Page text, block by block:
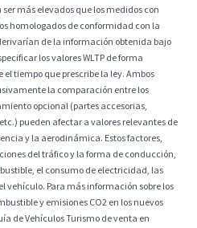
más elevados que los medidos con
homologados de conformidad con la
de la información obtenida bajo
los valores WLTP de forma
tiempo que prescribe la ley. Ambos
la comparación entre los
opcional (partes accesorias,
pueden afectar a valores relevantes de
y la aerodinámica. Estos factores,
del tráfico y la forma de conducción,
el consumo de electricidad, las
vehículo. Para más información sobre los
y emisiones CO2 en los nuevos
de Vehículos Turismo de venta en